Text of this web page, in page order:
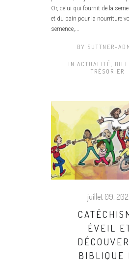
Or, celui qui fournit de la
et du pain pour la nourriture
semence,...
BY SUTTNER-
IN ACTUALITÉ
TRÉSORIER
juillet 09,
ÉVEIL
BIBLIQUE